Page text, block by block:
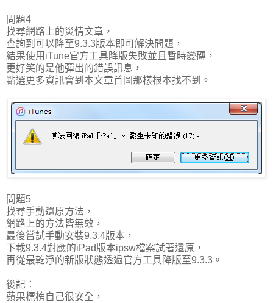
問題4
找尋網路上的災情文章，
查詢到可以降至9.3.3版本即可解決問題，
結果使用iTune官方工具降版失敗並且暫時變磚，
更好笑的是他彈出的錯誤訊息，
點選更多資訊會到本文章首圖那樣根本找不到。
問題5
找尋手動還原方法，
網路上的方法皆無效，
最後嘗試手動安裝9.3.4版本，
下載9.3.4對應的iPad版本ipsw檔案試著還原，
再從最乾淨的新版狀態透過官方工具降版至9.3.3。
後記：
蘋果標榜自己很安全，